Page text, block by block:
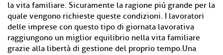
la vita familiare. Sicuramente la ragione piú grande per la
quale vengono richieste queste condizioni. I lavoratori
delle imprese con questo tipo di giornata lavorativa
raggiungono un miglior equilibrio nella vita familiare
grazie alla libertà di gestione del proprio tempo.Una